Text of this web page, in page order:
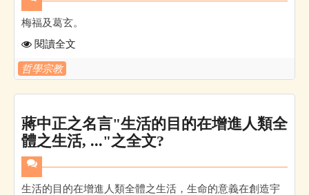
梅福及葛玄。
閱讀全文
哲學宗教
蔣中正之名言"生活的目的在增進人類全
體之生活, ..."之全文?
生活的目的在增進人類全體之生活，生命的意義在創造宇